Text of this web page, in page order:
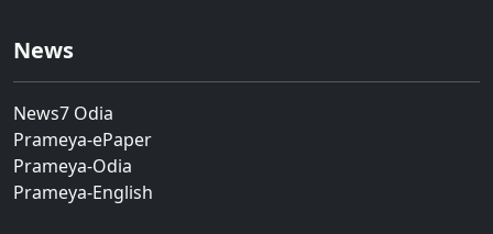
News
News7 Odia
Prameya-ePaper
Prameya-Odia
Prameya-English